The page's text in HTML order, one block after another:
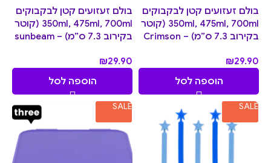
בולם זעזועים קטן לבקבוקים
350ml, 475ml, 700ml (קוטר
בקירוב 7.3 ס”מ) – Crimson
₪29.90
הוספה לסל
בולם זעזועים קטן לבקבוקים
350ml, 475ml, 700ml (קוטר
בקירוב 7.3 ס”מ) – sunbeam
₪29.90
הוספה לסל
SALE
SALE